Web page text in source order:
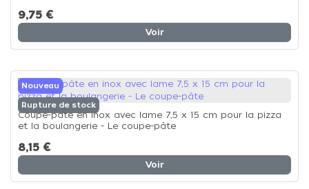
9,75 €
Voir
Nouveau
Rupture de stock
Coupe-pâte en inox avec lame 7,5 x 15 cm pour la pizza
et la boulangerie - Le coupe-pâte
8,15 €
Voir